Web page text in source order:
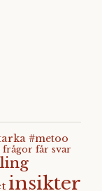
#metoo
frågor får svar
insikter